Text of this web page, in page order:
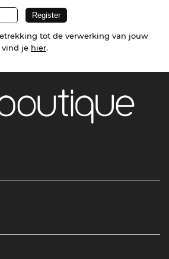
tot de verwerking van jouw
vind je hier.